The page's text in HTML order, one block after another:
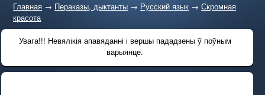
Главная → Пераказы, дыктанты → Русский язык →Скромная
красота
Увага!!! Невялікія апавяданні і вершы пададзены ў поўным
варыянце.